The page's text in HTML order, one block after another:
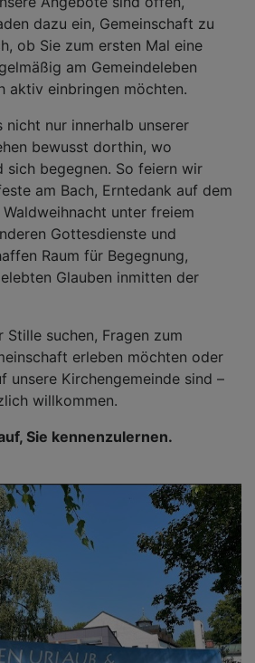
dazu ein, Gemeinschaft zu
ob Sie zum ersten Mal eine
am Gemeindeleben
aktiv einbringen möchten.
nur innerhalb unserer
bewusst dorthin, wo
sich begegnen. So feiern wir
am Bach, Erntedank auf dem
unter freiem
Gottesdienste und
Raum für Begegnung,
Glauben inmitten der
Stille suchen, Fragen zum
erleben möchten oder
unsere Kirchengemeinde sind –
willkommen.
Sie kennenzulernen.